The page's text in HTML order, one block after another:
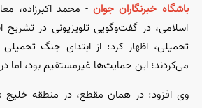
باشگاه خبرنگاران جوان- محمد اکبرزاده،
اسلامی، در گفت‌وگویی تلویزیونی در
می‌کردند؛ این حمایت‌ها غیرمستقیم بود،
وی افزود: در همان مقطع، در منطقه خلیج